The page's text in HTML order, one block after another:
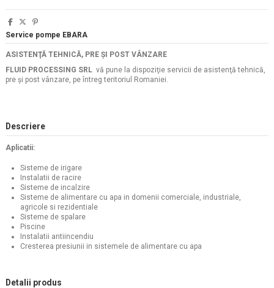
Service pompe EBARA
ASISTENŢĂ TEHNICĂ, PRE ŞI POST VÂNZARE
FLUID PROCESSING SRL vă pune la dispoziţie servicii de asistenţă tehnică,
pre şi post vânzare, pe întreg teritoriul Romaniei.
Descriere
Aplicatii:
Sisteme de irigare
Instalatii de racire
Sisteme de incalzire
Sisteme de alimentare cu apa in domenii comerciale, industriale,
agricole si rezidentiale
Sisteme de spalare
Piscine
Instalatii antiincendiu
Cresterea presiunii in sistemele de alimentare cu apa
Detalii produs